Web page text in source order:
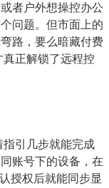
者户外想操控办公
问题。但市面上的
路，要么暗藏付费
真正解锁了远程控
指引几步就能完成
账号下的设备，在
授权后就能同步显